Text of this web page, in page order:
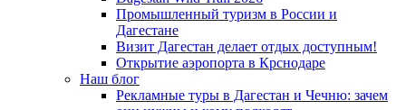
Промышленный туризм в России и
Дагестане
Визит Дагестан делает отдых доступным!
Открытие аэропорта в Крснодаре
Наш блог
Рекламные туры в Дагестан и Чечню: зачем